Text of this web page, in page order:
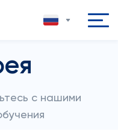
с нашими